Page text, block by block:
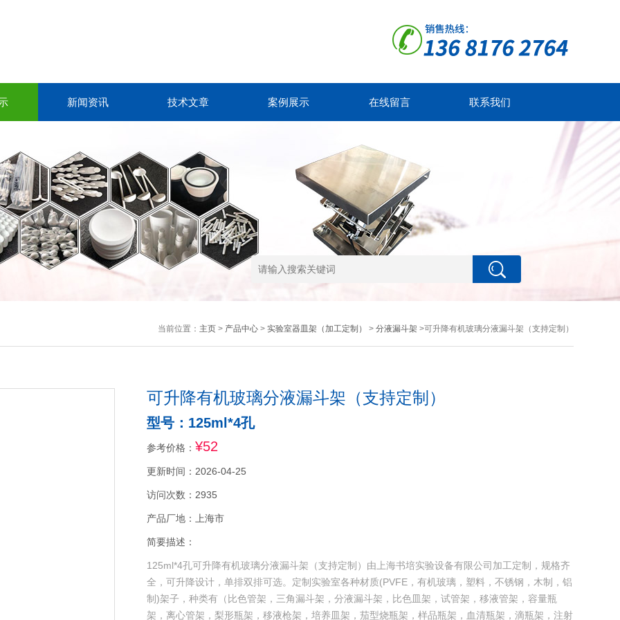
新闻资讯 技术文章 案例展示 在线留言 联系我们
当前位置： 主页> 产品中心> 实验室器皿架（加工定制） > 分液漏斗架 >可升降有机玻璃分液漏斗架（支持定制）
可升降有机玻璃分液漏斗架（支持定制）
型号：125ml*4孔
参考价格： ¥52
更新时间：2026-04-25
访问次数：2935
产品厂地：上海市
简要描述：
125ml*4孔可升降有机玻璃分液漏斗架（支持定制）由上海书培实验设备有限公司加工定制，规格齐
全，可升降设计，单排双排可选。定制实验室各种材质(PVFE，有机玻璃，塑料，不锈钢，木制，铝
制)架子，种类有（比色管架，三角漏斗架，分液漏斗架，比色皿架，试管架，移液管架，容量瓶
架，离心管架，梨形瓶架，移液枪架，培养皿架，茄型烧瓶架，样品瓶架，血清瓶架，滴瓶架，注射